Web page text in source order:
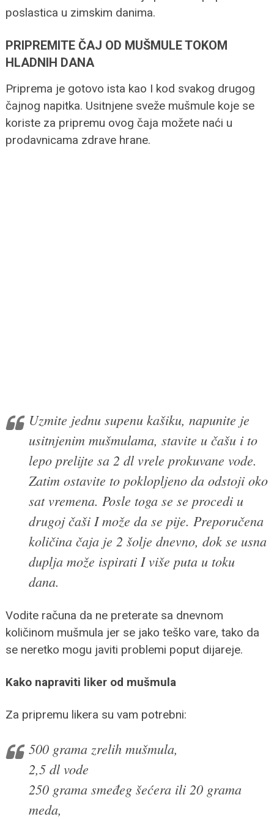
poslastica u zimskim danima.
PRIPREMITE ČAJ OD MUŠMULE TOKOM
HLADNIH DANA
Priprema je gotovo ista kao I kod svakog drugog
čajnog napitka. Usitnjene sveže mušmule koje se
koriste za pripremu ovog čaja možete naći u
prodavnicama zdrave hrane.
Uzmite jednu supenu kašiku, napunite je
usitnjenim mušmulama, stavite u čašu i to
lepo prelijte sa 2 dl vrele prokuvane vode.
Zatim ostavite to poklopljeno da odstoji oko
sat vremena. Posle toga se se procedi u
drugoj čaši I može da se pije. Preporučena
količina čaja je 2 šolje dnevno, dok se usna
duplja može ispirati I više puta u toku
dana.
Vodite računa da ne preterate sa dnevnom
količinom mušmula jer se jako teško vare, tako da
se neretko mogu javiti problemi poput dijareje.
Kako napraviti liker od mušmula
Za pripremu likera su vam potrebni:
500 grama zrelih mušmula,
2,5 dl vode
250 grama smeđeg šećera ili 20 grama
meda,